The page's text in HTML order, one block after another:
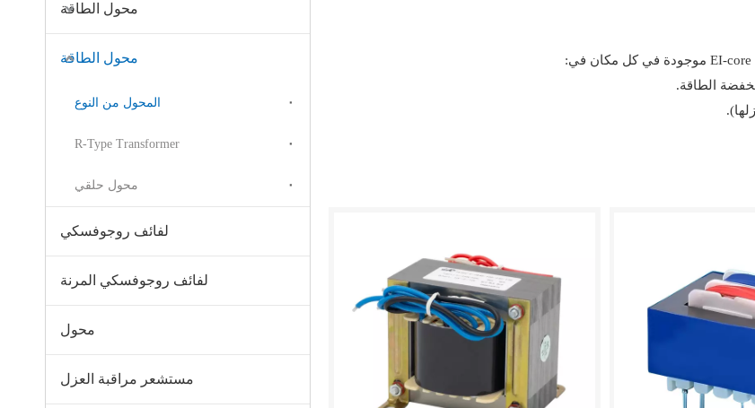
محول الطاقة
محول الطاقة
المحول من النوع
R-Type Transformer
محول حلقي
لفائف روجوفسكي
لفائف روجوفسكي المرنة
محول
مستشعر مراقبة العزل